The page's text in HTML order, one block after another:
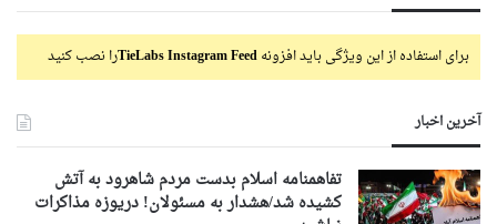
برای استفاده از این ویژگی باید افزونهTieLabs Instagram Feedرا نصب کنید
آخرین اخبار
تفاهمنامه اسلام بدست مردم شاهرود به آتش
کشیده شد/هشدار به مسئولان! دریوزه مذاکرات